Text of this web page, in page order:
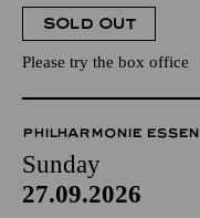
SOLD OUT
Please try the box office
PHILHARMONIE ESSEN
Sunday
27.09.2026